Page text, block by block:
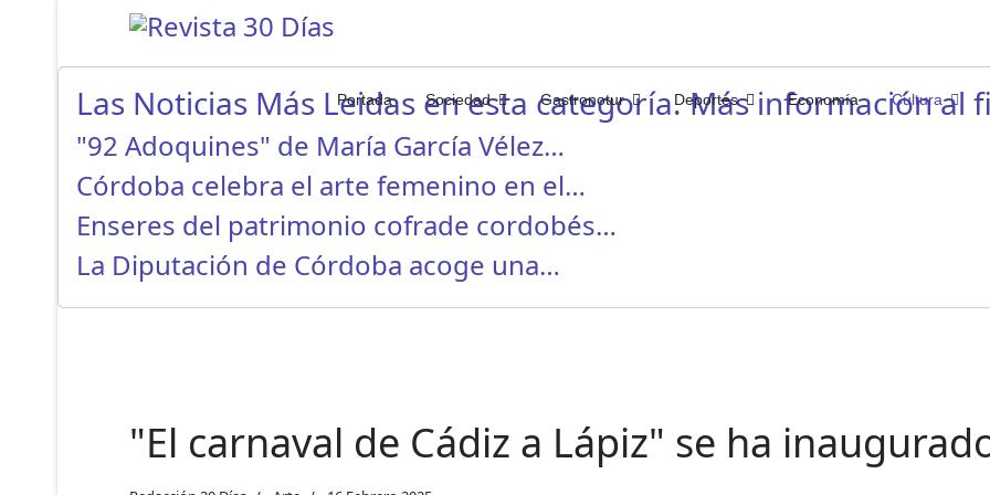
Portada Sociedad Gastronotur Deportes Economía Cultura
Las Noticias Más Leidas en esta categoría. Más información al
"92 Adoquines" de María García Vélez…
Córdoba celebra el arte femenino en el…
Enseres del patrimonio cofrade cordobés…
La Diputación de Córdoba acoge una…
"El carnaval de Cádiz a Lápiz" se ha